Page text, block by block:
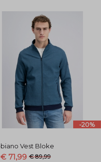
-20%
Vest Bloke
71,99 € 89,99